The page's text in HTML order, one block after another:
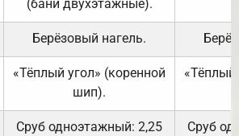
(бани двухэтажные).
Берёзовый нагель.
«Тёплый угол» (коренной
шип).
«Тёплый
Сруб одноэтажный: 2,25
Сруб